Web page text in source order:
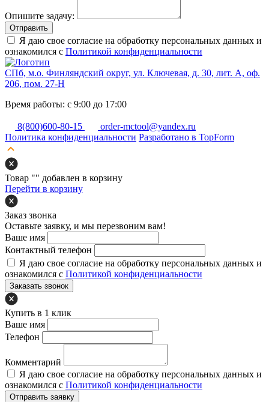
Опишите задачу:
Отправить
Я даю свое согласие на обработку персональных данных и
ознакомился с Политикой конфиденциальности
СПб, м.о. Финляндский округ, ул. Ключевая, д. 30, лит. А, оф.
206, пом. 27-Н
Время работы: с 9:00 до 17:00
8(800)600-80-15
order-mctool@yandex.ru
Политика конфиденциальности Разработано в TopForm
Товар "" добавлен в корзину
Перейти в корзину
Заказ звонка
Оставьте заявку, и мы перезвоним вам!
Ваше имя
Контактный телефон
Я даю свое согласие на обработку персональных данных и
ознакомился с Политикой конфиденциальности
Заказать звонок
Купить в 1 клик
Ваше имя
Телефон
Комментарий
Я даю свое согласие на обработку персональных данных и
ознакомился с Политикой конфиденциальности
Отправить заявку